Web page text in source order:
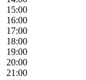
15:00
16:00
17:00
18:00
19:00
20:00
21:00